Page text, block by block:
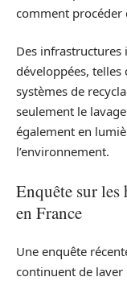
comment procéder
Des infrastructures
développées, telles
systèmes de
seulement le
également en
l’environnement.
Enquête sur les
en France
Une enquête
continuent de